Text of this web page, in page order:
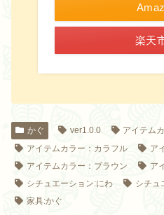
楽天
かぐ ver1.0.0
アイテム
アイテムカラー：カラフル
ア
アイテムカラー：ブラウン
ア
シチュエーション:にわ
シチュ
家具:かぐ